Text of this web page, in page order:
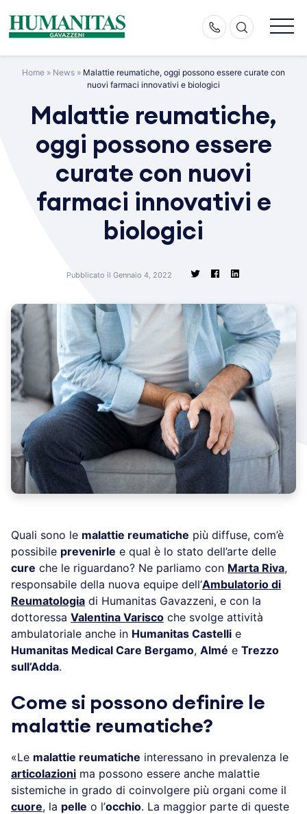
content
Home » News » Malattie reumatiche, oggi possono essere curate con
nuovi farmaci innovativi e biologici
Malattie reumatiche,
oggi possono essere
curate con nuovi
farmaci innovativi e
biologici
Pubblicato il Gennaio 4, 2022
Quali sono le malattie reumatiche più diffuse, com’è
possibile prevenirle e qual è lo stato dell’arte delle
cure che le riguardano? Ne parliamo con Marta Riva,
responsabile della nuova equipe dell’Ambulatorio di
Reumatologia di Humanitas Gavazzeni, e con la
dottoressa Valentina Varisco che svolge attività
ambulatoriale anche in Humanitas Castelli e
Humanitas Medical Care Bergamo, Almé e Trezzo
sull’Adda.
Come si possono definire le
malattie reumatiche?
«Le malattie reumatiche interessano in prevalenza le
articolazioni ma possono essere anche malattie
sistemiche in grado di coinvolgere più organi come il
cuore, la pelle o l’occhio. La maggior parte di queste